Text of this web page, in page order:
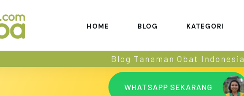
HOME BLOG KATEGORI
Blog Tanaman Obat Indonesia
WHATSAPP SEKARANG